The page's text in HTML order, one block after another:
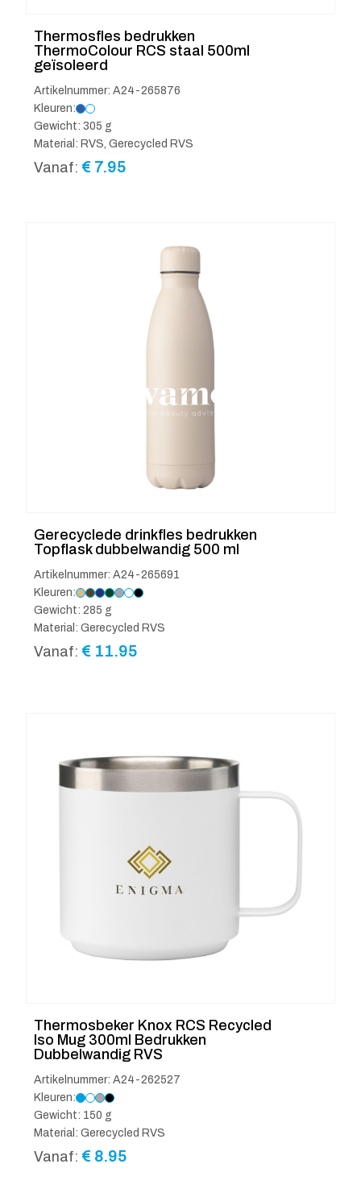
Thermosfles bedrukken
ThermoColour RCS staal 500ml
geïsoleerd
Artikelnummer: A24-265876
Kleuren:
Gewicht: 305 g
Material: RVS, Gerecycled RVS
Vanaf: € 7.95
Gerecyclede drinkfles bedrukken
Topflask dubbelwandig 500 ml
Artikelnummer: A24-265691
Kleuren:
Gewicht: 285 g
Material: Gerecycled RVS
Vanaf: € 11.95
Thermosbeker Knox RCS Recycled
Iso Mug 300ml Bedrukken
Dubbelwandig RVS
Artikelnummer: A24-262527
Kleuren:
Gewicht: 150 g
Material: Gerecycled RVS
Vanaf: € 8.95